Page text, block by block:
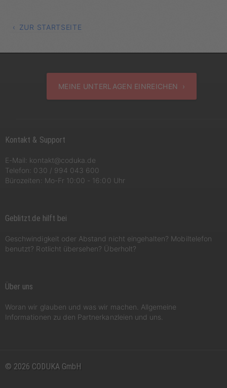
ZUR STARTSEITE
MEINE UNTERLAGEN EINREICHEN ›
Kontakt & Support
E-Mail: kontakt@coduka.de
Telefon: 030 / 994 043 600
Bürozeiten: Mo-Fr 10:00 - 16:00 Uhr
Geblitzt.de hilft bei
Geschwindigkeit oder Abstand nicht eingehalten? Mobiltelefon
benutzt? Rotlicht übersehen? Überholt?
Über uns
Woran wir glauben und was wir machen. Allgemeine
Informationen zu den Partnerkanzleien und uns.
© 2026 CODUKA GmbH